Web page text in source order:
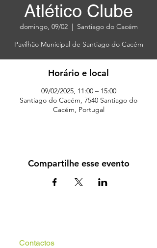
Atlético Clube
domingo, 09/02
  |
Santiago do Cacém
Pavilhão Municipal de Santiago do Cacém
Horário e local
09/02/2025, 11:00 – 15:00
Santiago do Cacém, 7540 Santiago do
Cacém, Portugal
Compartilhe esse evento
Contactos